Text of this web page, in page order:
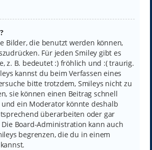
Bilder, die benutzt werden können,
Für jeden Smiley gibt es
z. B. bedeutet :) fröhlich und :( traurig.
kannst du beim Verfassen eines
bitte trotzdem, Smileys nicht zu
sie können einen Beitrag schnell
ein Moderator könnte deshalb
überarbeiten oder gar
Board-Administration kann auch
begrenzen, die du in einem